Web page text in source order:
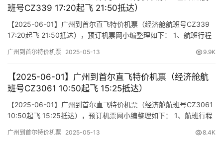
班号CZ339 17:20起飞 21:50抵达）
【2025-06-01】广州到首尔直飞特价机票（经济舱航班号CZ339
17:20起飞 21:50抵达），预订机票网小编整理如下： 1、航班行程
(Departure/Arrival) (Flight) (class) (Departure Time) (Arrival
广州到首尔特价机票 2025-05-13 9.9K
【2025-06-01】广州到首尔直飞特价机票（经济舱航
班号CZ3061 10:50起飞 15:25抵达）
【2025-06-01】广州到首尔直飞特价机票（经济舱航班号CZ3061
10:50起飞 15:25抵达），预订机票网小编整理如下： 1、航班行程
(Departure/Arrival) (Flight) (class) (Departure Time) (Arrival
广州到首尔特价机票 2025-05-13 8.4K